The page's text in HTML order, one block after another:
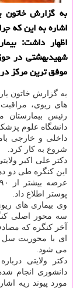
به گزارش خاتون
اشاره به این كه
اظهار داشت:
شهیدبهشتی در
موفق ترین مركز
به گزارش خاتون
های ریوی،
رئیس بیمارستان
دانشگاه علوم
شروع به كار كرد.
دكتر علی اكبر
این كنگره طی دو
پوستر اطلاع داد.
وی بیماری های
سه محور اصلی
آخر كنگره كه
ای با محوریت سل
می شود.
دكتر ولایتی
مورد پیوند ریه